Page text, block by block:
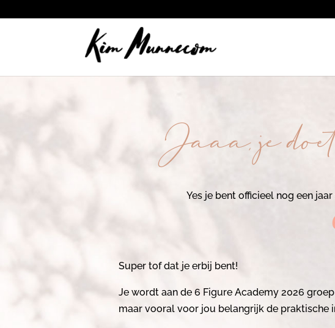
Jaaa, je
Yes je bent officieel nog een
Super tof dat je erbij bent!
Je wordt aan de 6 Figure Academy 2026
maar vooral voor jou belangrijk de praktische